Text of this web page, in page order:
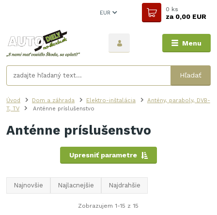
Menu
EUR
Hľadať
0 ks
za0,00 EUR
Úvod Dom a záhrada Elektro-inštalácia
Antény, paraboly, DVB-
T, TV
Anténne príslušenstvo
Anténne príslušenstvo
Upresniť parametre
Najnovšie Najlacnejšie Najdrahšie
Zobrazujem 1-15 z 15